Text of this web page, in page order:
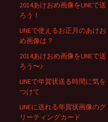
2014あけおめ画像をLINEで送
ろう！
LINEで使えるお正月のあけお
め画像は？
2014あけおめ画像をLINEで送
ろう〜♪
LINEで年賀状送る時間に気を
つけて
LINEに送れる年賀状画像のグ
リーティングカード